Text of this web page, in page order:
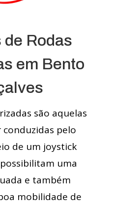
de Rodas
em Bento
são aquelas
pelo
de um joystick
uma
e também
mobilidade de